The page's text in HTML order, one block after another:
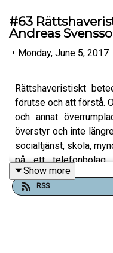
#63
Andreas
• Monday, June 5, 2017
Rättshaveristiskt
förutse och att förstå.
och annat
överstyr och inte
socialtjänst, skola,
på ett telefonbolag
Svensson är psykolog
det här ämnet
Show more
RSS